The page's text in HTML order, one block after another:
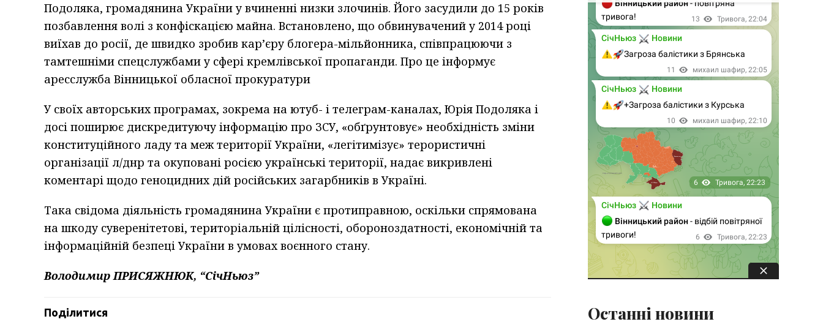
Подоляка, громадянина України у вчиненні низки злочинів. Його засудили до 15 років
позбавлення волі з конфіскацією майна. Встановлено, що обвинувачений у 2014 році
виїхав до росії, де швидко зробив кар’єру блогера-мільйонника, співпрацюючи з
тамтешніми спецслужбами у сфері кремлівської пропаганди. Про це інформує
аресслужба Вінницької обласної прокуратури
У своїх авторських програмах, зокрема на ютуб- і телеграм-каналах, Юрія Подоляка і
досі поширює дискредитуючу інформацію про ЗСУ, «обґрунтовує» необхідність зміни
конституційного ладу та меж території України, «легітимізує» терористичні
організації л/днр та окуповані росією українські території, надає викривлені
коментарі щодо геноцидних дій російських загарбників в Україні.
Така свідома діяльність громадянина України є протиправною, оскільки спрямована
на шкоду суверенітетові, територіальній цілісності, обороноздатності, економічній та
інформаційній безпеці України в умовах воєнного стану.
Володимир ПРИСЯЖНЮК, “СічНьюз”
Поділитися Останні новини